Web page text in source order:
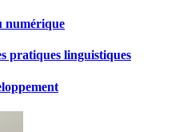
numérique
pratiques linguistiques